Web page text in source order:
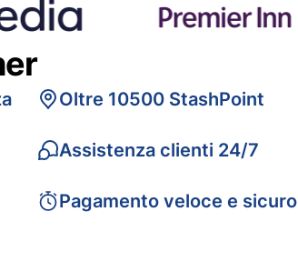
Oltre 10500 StashPoint
Assistenza clienti 24/7
Pagamento veloce e sicuro